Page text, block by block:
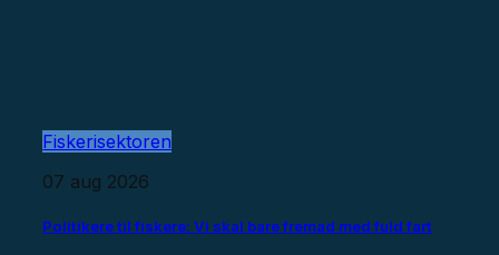
Fiskerisektoren
07 aug 2026
Politikere til fiskere: Vi skal bare fremad med fuld fart